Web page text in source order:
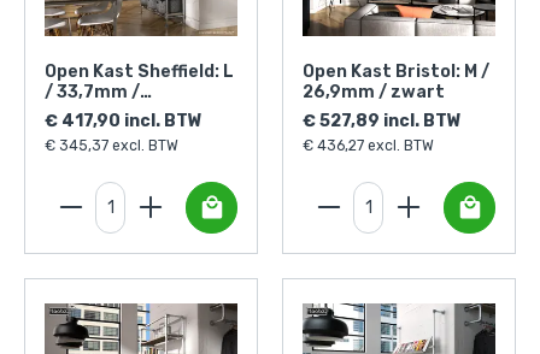
Open Kast Sheffield: L
/ 33,7mm /
zilverkleurig
€ 417,90 incl. BTW
€ 345,37 excl. BTW
Open Kast Bristol: M /
26,9mm / zwart
€ 527,89 incl. BTW
€ 436,27 excl. BTW